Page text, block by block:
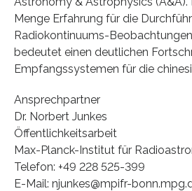
Menge Erfahrung für die
Radiokontinuums-
bedeutet einen deutlichen
Empfangssystemen für die
Ansprechpartner
Dr. Norbert Junkes
Öffentlichkeitsarbeit
Max-Planck-Institut für
Telefon: +49 228 525-399
E-Mail: njunkes@mpifr-